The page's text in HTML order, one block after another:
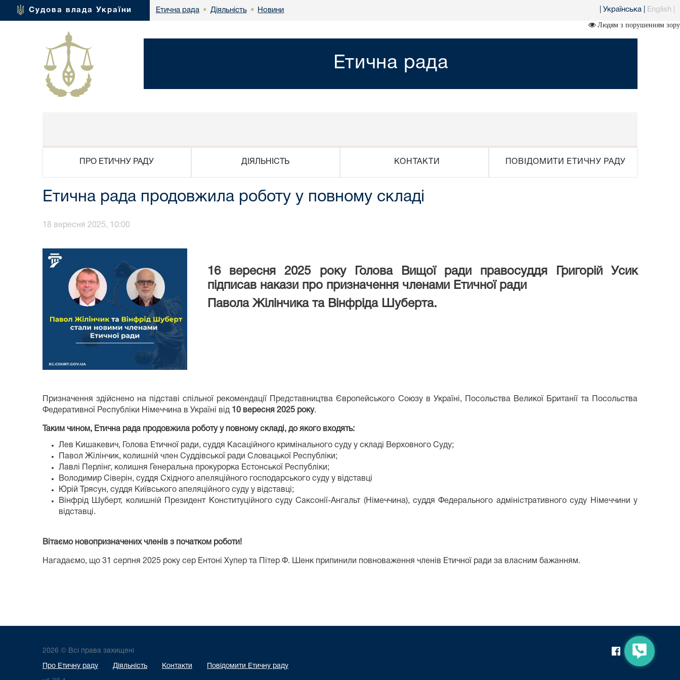
Судова влада України Етична рада • Діяльність • Новини Українська English
Людям з порушенням зору
Етична рада
ПРО ЕТИЧНУ РАДУ ДІЯЛЬНІСТЬ КОНТАКТИ ПОВІДОМИТИ ЕТИЧНУ РАДУ
Етична рада продовжила роботу у повному складі
18 вересня 2025, 10:00
16 вересня 2025 року Голова Вищої ради правосуддя Григорій Усик
підписав накази про призначення членами Етичної ради
Павола Жілінчика та Вінфріда Шуберта.
Призначення здійснено на підставі спільної рекомендації Представництва Європейського Союзу в Україні, Посольства Великої Британії та Посольства
Федеративної Республіки Німеччина в Україні від 10 вересня 2025 року.
Таким чином, Етична рада продовжила роботу у повному складі, до якого входять:
Лев Кишакевич, Голова Етичної ради, суддя Касаційного кримінального суду у складі Верховного Суду;
Павол Жілінчик, колишній член Суддівської ради Словацької Республіки;
Лавлі Перлінг, колишня Генеральна прокурорка Естонської Республіки;
Володимир Сіверін, суддя Східного апеляційного господарського суду у відставці
Юрій Трясун, суддя Київського апеляційного суду у відставці;
Вінфрід Шуберт, колишній
Президент Конституційного суду Саксонії-Ангальт (Німеччина),суддя Федерального адміністративного суду Німеччини у
відставці.
Вітаємо новопризначених членів з початком роботи!
Нагадаємо, що 31 серпня 2025 року сер Ентоні Хупер та Пітер Ф. Шенк припинили повноваження членів Етичної ради за власним бажанням.
2026 © Всі права захищені
Про Етичну раду Діяльність Контакти Повідомити Етичну раду